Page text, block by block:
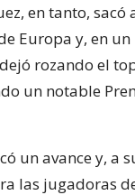
en tanto, sacó
Europa y, en
rozando el
un notable
un avance y, a
las jugadoras de